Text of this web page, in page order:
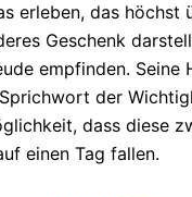
erleben, das höchst
Geschenk
empfinden. Seine
der
dass diese
einen Tag fallen.